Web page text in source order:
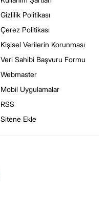
Gizlilik Politikası
Çerez Politikası
Kişisel Verilerin Korunması
Veri Sahibi Başvuru Formu
Webmaster
Mobil Uygulamalar
RSS
Sitene Ekle